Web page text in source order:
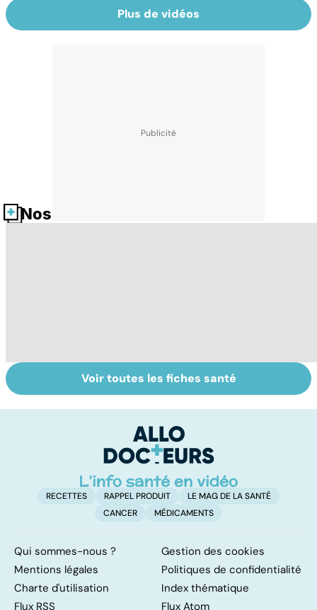
Plus de vidéos
Nos fiches santé
Le saturnisme :
une intoxication
Faire du sport à
domicile, c'est
Voir toutes les fiches santé
RECETTES RAPPEL PRODUIT
LE MAG DE LA SANTÉ
CANCER
MÉDICAMENTS
Qui sommes-nous ?
Gestion des cookies
Mentions légales
Politiques de confidentialité
Charte d'utilisation
Index thématique
Flux RSS
Flux Atom